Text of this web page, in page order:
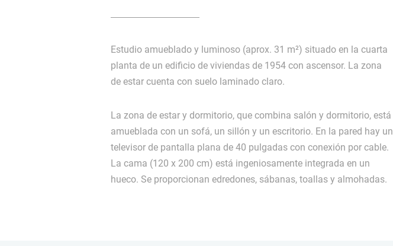
Estudio amueblado y luminoso (aprox. 31 m²) situado en la cuarta
planta de un edificio de viviendas de 1954 con ascensor. La zona
de estar cuenta con suelo laminado claro.
La zona de estar y dormitorio, que combina salón y dormitorio, está
amueblada con un sofá, un sillón y un escritorio. En la pared hay un
televisor de pantalla plana de 40 pulgadas con conexión por cable.
La cama (120 x 200 cm) está ingeniosamente integrada en un
hueco. Se proporcionan edredones, sábanas, toallas y almohadas.